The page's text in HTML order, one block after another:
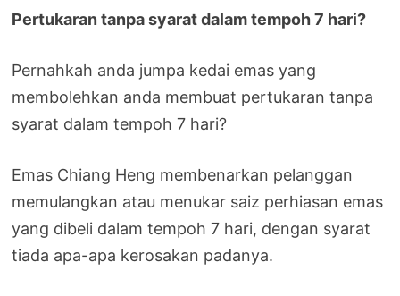
Pertukaran tanpa syarat dalam tempoh 7 hari?
Pernahkah anda jumpa kedai emas yang
membolehkan anda membuat pertukaran tanpa
syarat dalam tempoh 7 hari?
Emas Chiang Heng membenarkan pelanggan
memulangkan atau menukar saiz perhiasan emas
yang dibeli dalam tempoh 7 hari, dengan syarat
tiada apa-apa kerosakan padanya.